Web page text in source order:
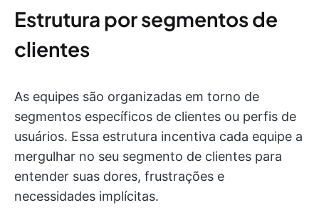
Estrutura por segmentos de
clientes
As equipes são organizadas em torno de
segmentos específicos de clientes ou perfis de
usuários. Essa estrutura incentiva cada equipe a
mergulhar no seu segmento de clientes para
entender suas dores, frustrações e
necessidades implícitas.